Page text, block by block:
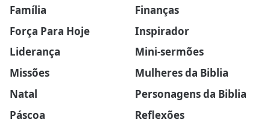
Família
Finanças
Força Para Hoje
Inspirador
Liderança
Mini-sermões
Missões
Mulheres da Biblia
Natal
Personagens da Biblia
Páscoa
Reflexões